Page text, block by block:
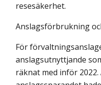
resesäkerhet.
Anslagsförbrukning
För
anslagsutnyttjande
räknat med inför